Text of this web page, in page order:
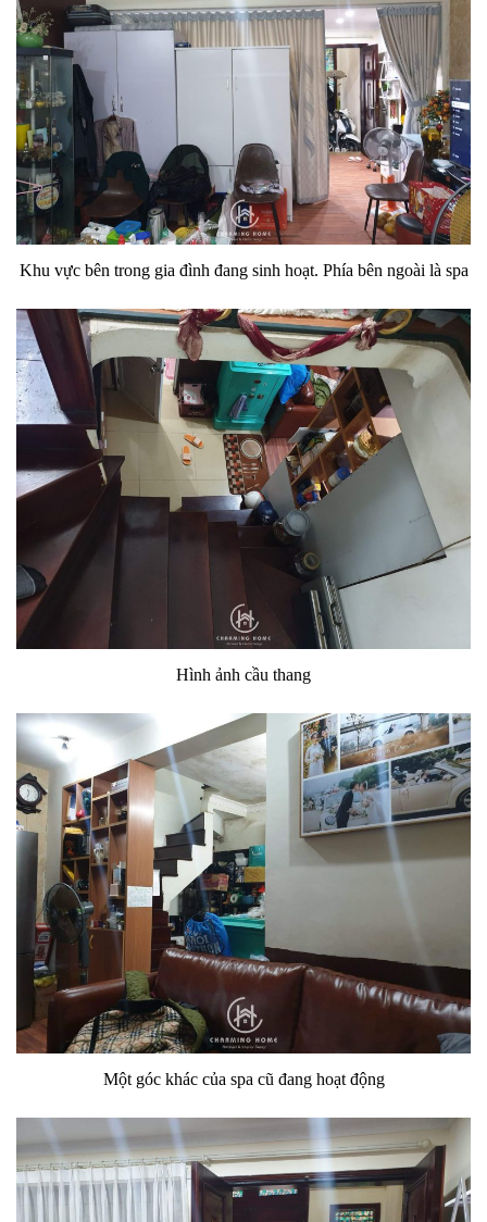
Khu vực bên trong gia đình đang sinh hoạt. Phía bên ngoài là spa
Hình ảnh cầu thang
Một góc khác của spa cũ đang hoạt động